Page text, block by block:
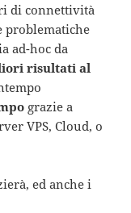
di connettività
problematiche
ad-hoc da
risultati al
grazie a
VPS, Cloud, o
ed anche i